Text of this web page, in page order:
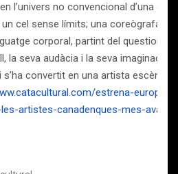
l’univers no convencional d’una
cel sense límits; una coreògrafa
corporal, partint del
la seva audàcia i la seva imaginació
convertit en una artista escènica
estrena-
artistes-canadenques-mes-